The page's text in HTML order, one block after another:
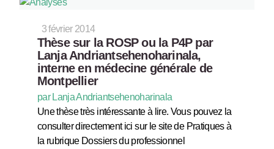
3 février 2014
Thèse sur la ROSP ou la P4P par
Lanja Andriantsehenoharinala,
interne en médecine générale de
Montpellier
par Lanja Andriantsehenoharinala
Une thèse très intéressante à lire. Vous pouvez la
consulter directement ici sur le site de Pratiques à
la rubrique Dossiers du professionnel